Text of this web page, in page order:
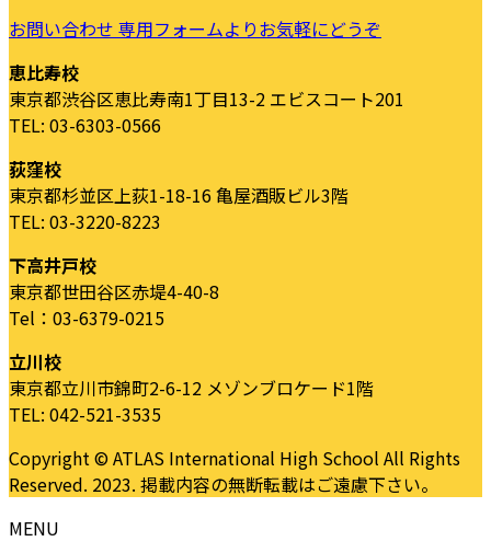
お問い合わせ 専用フォームよりお気軽にどうぞ
恵比寿校
東京都渋谷区恵比寿南1丁目13-2 エビスコート201
TEL: 03-6303-0566
荻窪校
東京都杉並区上荻1-18-16 亀屋酒販ビル3階
TEL: 03-3220-8223
下高井戸校
東京都世田谷区赤堤4-40-8
Tel：03-6379-0215
立川校
東京都立川市錦町2-6-12 メゾンブロケード1階
TEL: 042-521-3535
Copyright © ATLAS International High School All Rights
Reserved. 2023. 掲載内容の無断転載はご遠慮下さい。
MENU